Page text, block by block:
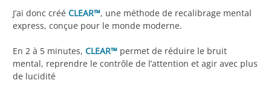
J’ai donc créé CLEAR™, une méthode de recalibrage mental
express, conçue pour le monde moderne.
En 2 à 5 minutes, CLEAR™ permet de réduire le bruit
mental, reprendre le contrôle de l’attention et agir avec plus
de lucidité